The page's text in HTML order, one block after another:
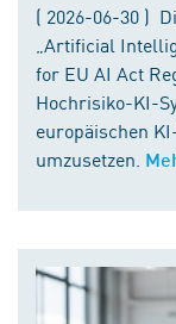
( 2026-06-30 )
„Artificial
for EU AI Act
Hochrisiko-KI-
europäischen
umzusetzen.